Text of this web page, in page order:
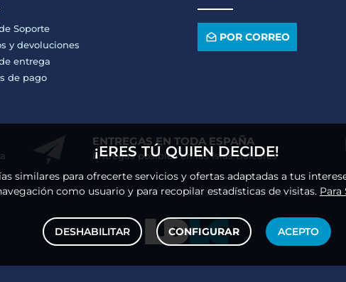
Soporte
y devoluciones
entrega
de pago
POR CORREO
ENTREGAS EN TODA ESPAÑA
Entregas posibles en las Islas Baleares
¡ERES TÚ QUIEN DECIDE!
similares para ofrecerte servicios y ofertas adaptadas a tus
como usuario y para recopilar estadísticas de visitas. Para
DESHABILITAR CONFIGURAR ACEPTO